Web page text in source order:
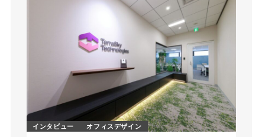
インタビュー オフィスデザイン